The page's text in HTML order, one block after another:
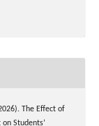
The Effect of
Students’